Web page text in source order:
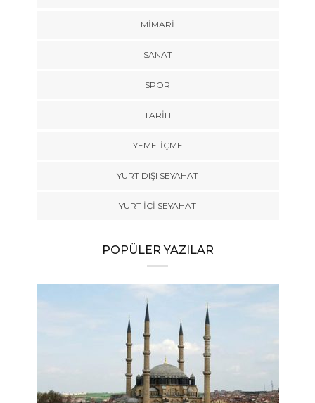
MIMARI
SANAT
SPOR
TARİH
YEME-İÇME
YURT DIŞI SEYAHAT
YURT İÇİ SEYAHAT
POPÜLER YAZILAR